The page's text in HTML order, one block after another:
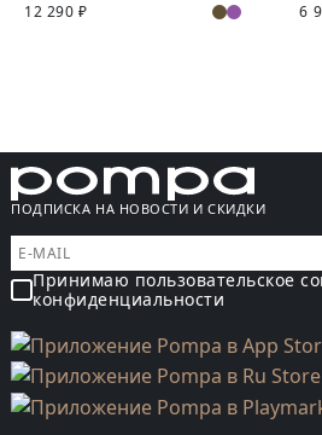
12 290 ₽
6
ПОДПИСКА НА НОВОСТИ И СКИДКИ
Принимаю пользовательское
конфиденциальности